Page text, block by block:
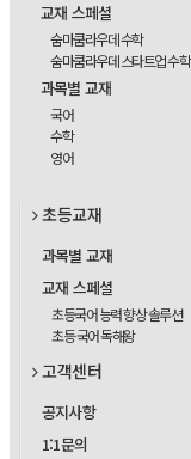
교재 스페셜
숨마쿰라우데 수학
숨마쿰라우데 스타트업 수학
과목별 교재
국어
수학
영어
초등교재
과목별 교재
교재 스페셜
초등국어 능력 향상 솔루션
초등 국어 독해왕
고객센터
공지사항
1:1문의